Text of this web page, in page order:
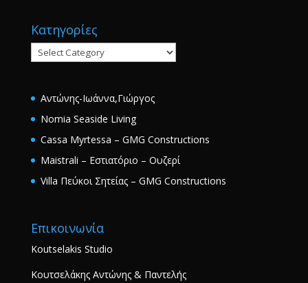
Κατηγορίες
Κατηγορίες
Αντώνης-Ιωάννα,Γιώργος
Nomia Seaside Living
Cassa Myrtessa – GMG Constructions
Maistrali – Εστιατόριο – Ουζερί
Villa Πεύκοι Σητείας – GMG Constructions
Επικοινωνία
Koutselakis Studio
Κουτσελάκης Αντώνης & Παντελής